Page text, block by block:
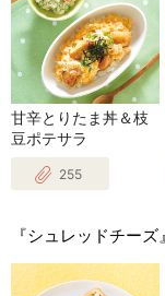
甘辛とりたま丼＆枝
豆ポテサラ
255
『シュレッドチー